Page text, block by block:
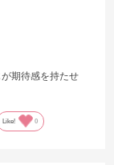
期待感を持たせ
Like! 0